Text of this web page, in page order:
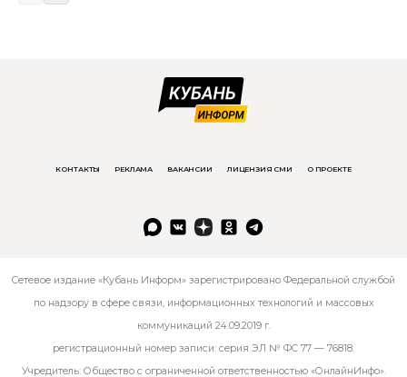
КОНТАКТЫ РЕКЛАМА ВАКАНСИИ ЛИЦЕНЗИЯ СМИ О ПРОЕКТЕ
Сетевое издание «Кубань Информ» зарегистрировано Федеральной службой
по надзору в сфере связи, информационных технологий и массовых
коммуникаций 24.09.2019 г.
регистрационный номер записи: серия ЭЛ № ФС 77 — 76818.
Учредитель: Общество с ограниченной ответственностью «ОнлайнИнфо».